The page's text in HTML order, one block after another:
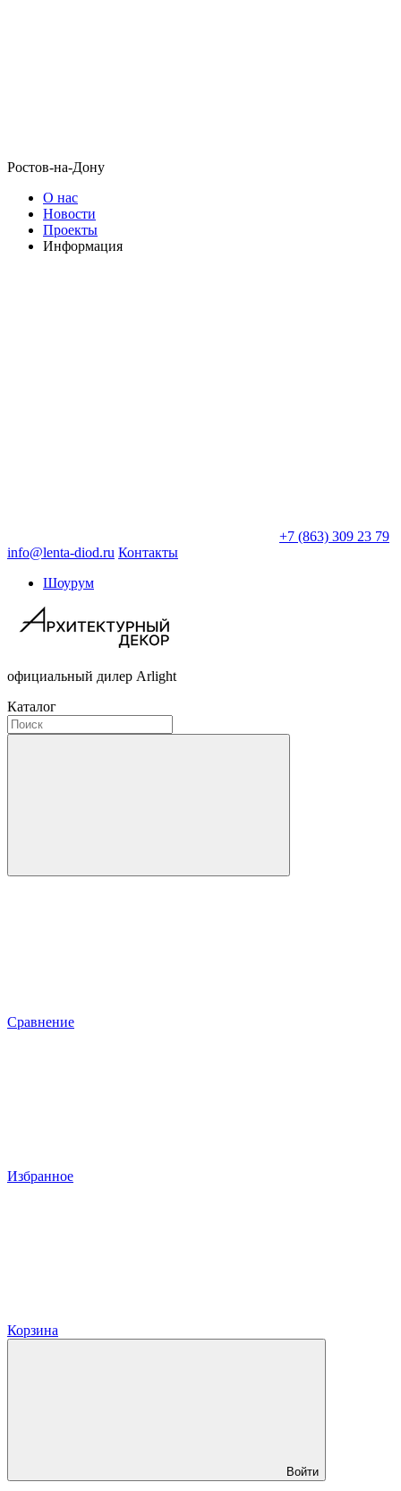
Ростов-на-Дону
О нас
Новости
Проекты
Информация
+7 (863) 309 23 79
info@lenta-diod.ru Контакты
Шоурум
официальный дилер Arlight
Каталог
Сравнение
Избранное
Корзина
Войти